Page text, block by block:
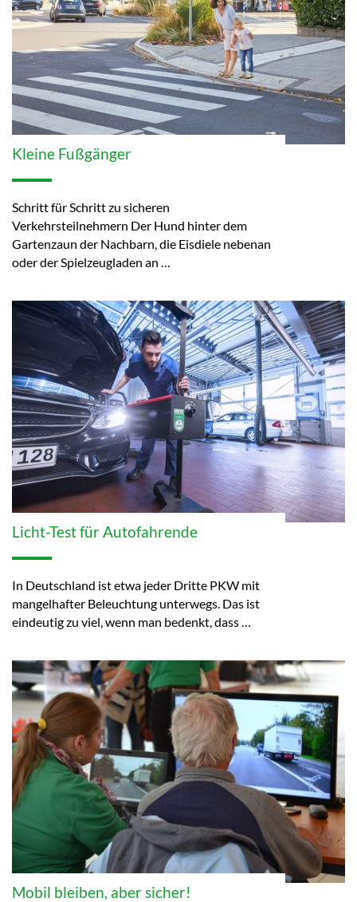
Kleine Fußgänger
Schritt für Schritt zu sicheren
Verkehrsteilnehmern Der Hund hinter dem
Gartenzaun der Nachbarn, die Eisdiele nebenan
oder der Spielzeugladen an …
Licht-Test für Autofahrende
In Deutschland ist etwa jeder Dritte PKW mit
mangelhafter Beleuchtung unterwegs. Das ist
eindeutig zu viel, wenn man bedenkt, dass …
Mobil bleiben, aber sicher!